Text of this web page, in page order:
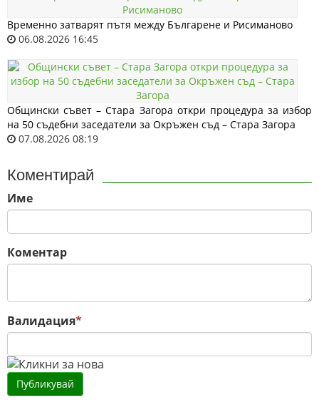
Временно затварят пътя между Българене и Рисиманово
06.08.2026 16:45
Общински съвет – Стара Загора откри процедура за избор
на 50 съдебни заседатели за Окръжен съд – Стара Загора
07.08.2026 08:19
Коментирай
Име
Коментар
Валидация*